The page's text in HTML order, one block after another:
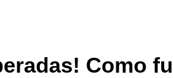
Como